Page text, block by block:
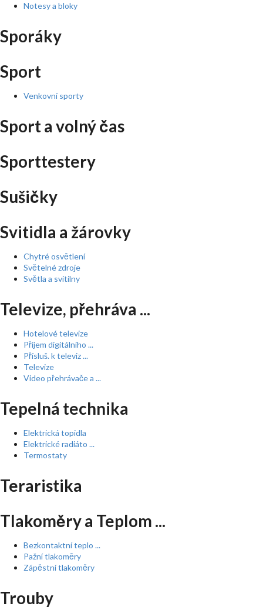
Notesy a bloky
Sporáky
Sport
Venkovní sporty
Sport a volný čas
Sporttestery
Sušičky
Svitidla a žárovky
Chytré osvětlení
Světelné zdroje
Světla a svítilny
Televize, přehráva ...
Hotelové televize
Příjem digitálního ...
Přísluš. k televiz ...
Televize
Video přehrávače a ...
Tepelná technika
Elektrická topidla
Elektrické radiáto ...
Termostaty
Teraristika
Tlakoměry a Teplom ...
Bezkontaktní teplo ...
Pažní tlakoměry
Zápěstní tlakoměry
Trouby